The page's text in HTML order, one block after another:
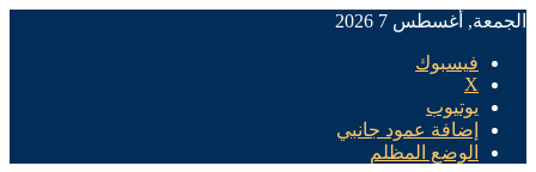
الجمعة, أغسطس 7 2026
فيسبوك
X
يوتيوب
إضافة عمود جانبي
الوضع المظلم